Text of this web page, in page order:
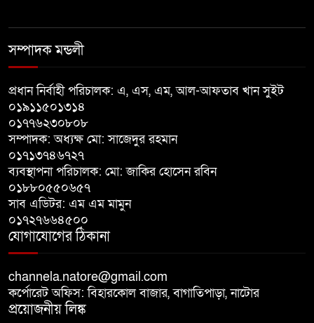
চাঁদাবাজির অভিযোগ, বাগাতিপাড়ার
ঐক্যজোটের বিক্ষোভ, প্রধানমন্ত্রীর
সম্পাদক মন্ডলী
প্রধান নির্বাহী পরিচালক: এ, এস, এম, আল-আফতাব খান সুইট
০১৯১১৫০১৩১৪
০১৭৭৬২৩০৮০৮
সম্পাদক: অধ্যক্ষ মো: সাজেদুর রহমান
০১৭১৩৭৪৬৭২৭
ব্যবস্থাপনা পরিচালক: মো: জাকির হোসেন রবিন
০১৮৮০৫৫০৬৫৭
সাব এডিটর: এম এম মামুন
০১৭২৭৬৬৪৫০০
যোগাযোগের ঠিকানা
channela.natore@gmail.com
কর্পোরেট অফিস: বিহারকোল বাজার, বাগাতিপাড়া, নাটোর
প্রয়োজনীয় লিঙ্ক